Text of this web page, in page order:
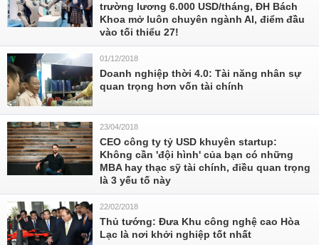
trường lương 6.000 USD/tháng, ĐH Bách
Khoa mở luôn chuyên ngành AI, điểm đầu
vào tối thiểu 27!
01/12/2018
Doanh nghiệp thời 4.0: Tài năng nhân sự
quan trọng hơn vốn tài chính
23/04/2018
CEO công ty tỷ USD khuyên startup:
Không cần 'đội hình' của bạn có những
MBA hay thạc sỹ tài chính, điều quan trọng
là 3 yếu tố này
22/02/2018
Thủ tướng: Đưa Khu công nghệ cao Hòa
Lạc là nơi khởi nghiệp tốt nhất